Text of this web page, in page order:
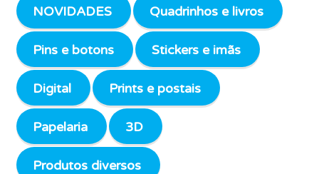
NOVIDADES Quadrinhos e livros
Pins e botons Stickers e imãs
Digital Prints e postais
Papelaria 3D
Produtos diversos